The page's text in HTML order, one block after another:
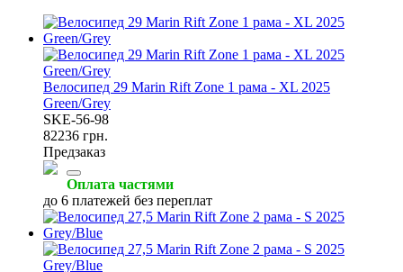
Велосипед 29 Marin Rift Zone 1 рама - XL 2025
Green/Grey
SKE-56-98
82236 грн.
Предзаказ
Оплата частями
до 6 платежей без переплат